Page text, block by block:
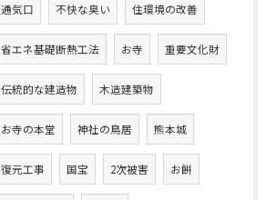
通気口 不快な臭い 住環境の改善
省エネ基礎断熱工法 お寺 重要文化財
伝統的な建造物 木造建築物
お寺の本堂 神社の鳥居 熊本城
復元工事 国宝 2次被害 お餅